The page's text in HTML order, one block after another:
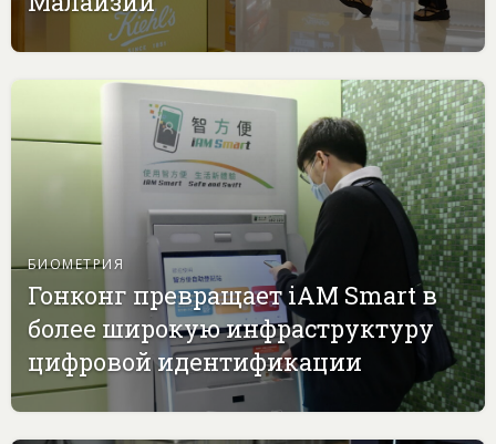
БИОМЕТРИЯ
Гонконг превращает iAM Smart в
более широкую инфраструктуру
цифровой идентификации